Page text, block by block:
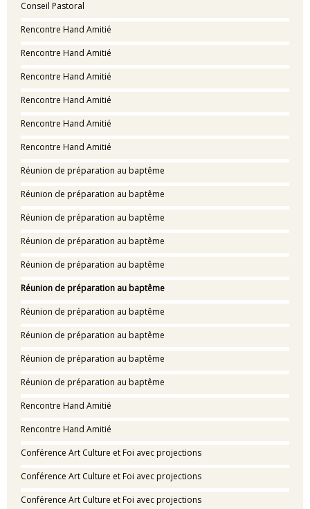
Conseil Pastoral
Rencontre Hand Amitié
Rencontre Hand Amitié
Rencontre Hand Amitié
Rencontre Hand Amitié
Rencontre Hand Amitié
Rencontre Hand Amitié
Réunion de préparation au baptême
Réunion de préparation au baptême
Réunion de préparation au baptême
Réunion de préparation au baptême
Réunion de préparation au baptême
Réunion de préparation au baptême
Réunion de préparation au baptême
Réunion de préparation au baptême
Réunion de préparation au baptême
Réunion de préparation au baptême
Rencontre Hand Amitié
Rencontre Hand Amitié
Conférence Art Culture et Foi avec projections
Conférence Art Culture et Foi avec projections
Conférence Art Culture et Foi avec projections